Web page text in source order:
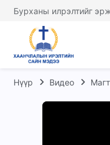
Бурханы илрэлтийг
Нүүр Видео